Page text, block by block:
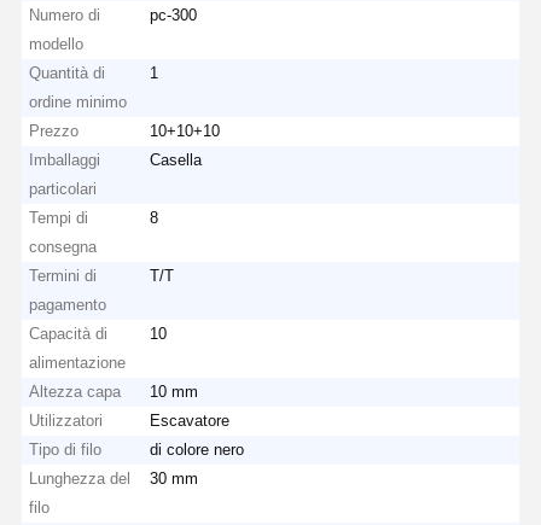
Numero di
modello
pc-300
Quantità di
ordine minimo
1
Prezzo
10+10+10
Imballaggi
particolari
Casella
Tempi di
consegna
8
Termini di
pagamento
T/T
Capacità di
alimentazione
10
Altezza capa
10 mm
Utilizzatori
Escavatore
Tipo di filo
di colore nero
Lunghezza del
filo
30 mm